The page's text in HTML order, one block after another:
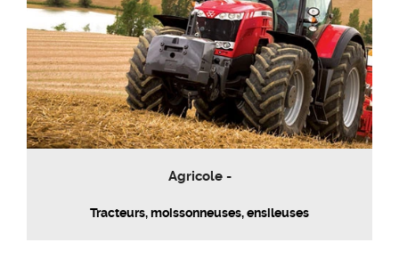
Agricole -
Tracteurs, moissonneuses, ensileuses